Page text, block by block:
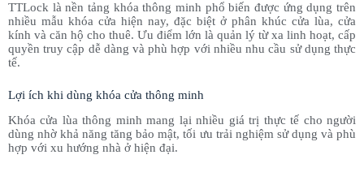
TTLock là nền tảng khóa thông minh phổ biến được ứng dụng trên
nhiều mẫu khóa cửa hiện nay, đặc biệt ở phân khúc cửa lùa, cửa
kính và căn hộ cho thuê. Ưu điểm lớn là quản lý từ xa linh hoạt, cấp
quyền truy cập dễ dàng và phù hợp với nhiều nhu cầu sử dụng thực
tế.
Lợi ích khi dùng khóa cửa thông minh
Khóa cửa lùa thông minh mang lại nhiều giá trị thực tế cho người
dùng nhờ khả năng tăng bảo mật, tối ưu trải nghiệm sử dụng và phù
hợp với xu hướng nhà ở hiện đại.